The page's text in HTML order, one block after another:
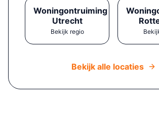
Woningontruiming
Utrecht
Bekijk regio
Bekijk alle locaties